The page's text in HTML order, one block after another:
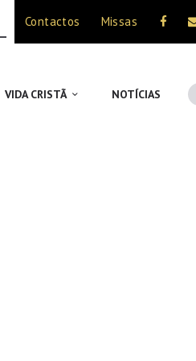
Contactos Missas
VIDA CRISTÃ NOTÍCIAS